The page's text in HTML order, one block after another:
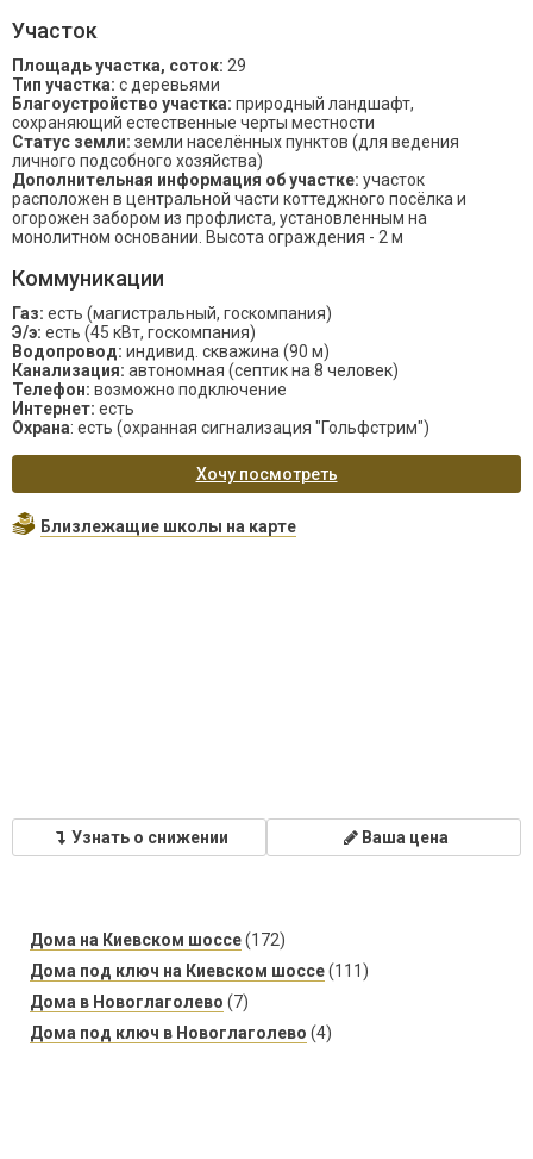
Участок
Площадь участка, соток: 29
Тип участка: с деревьями
Благоустройство участка: природный ландшафт,
сохраняющий естественные черты местности
Статус земли: земли населённых пунктов (для ведения
личного подсобного хозяйства)
Дополнительная информация об участке: участок
расположен в центральной части коттеджного посёлка и
огорожен забором из профлиста, установленным на
монолитном основании. Высота ограждения - 2 м
Коммуникации
Газ: есть (магистральный, госкомпания)
Э/э: есть (45 кВт, госкомпания)
Водопровод: индивид. скважина (90 м)
Канализация: автономная (септик на 8 человек)
Телефон: возможно подключение
Интернет: есть
Охрана: есть (охранная сигнализация "Гольфстрим")
Хочу посмотреть
Близлежащие школы на карте
Узнать о снижении Ваша цена
Дома на Киевском шоссе(172)
Дома под ключ на Киевском шоссе(111)
Дома в Новоглаголево (7)
Дома под ключ в Новоглаголево (4)